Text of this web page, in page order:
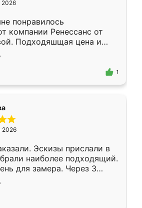
2026
понравилось
компании Ренессанс от
Подходяшщая цена и
изготовления. Приехавший
Владислав
эскизу самый
1
2026
Эскизы прислали в
наиболее подходящий.
для замера. Через 3
уже готова. Остались
Спасибо Ренессанс
работу!